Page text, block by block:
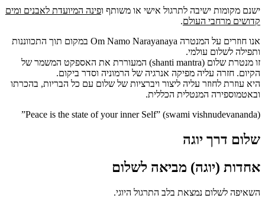
ישנם מקומות ישיבה לתרגול אישי או משותף ופינה המיועדת לאבנים ומים
קדושים מרחבי העולם.
אנו חוזרים על המנטרה Om Namo Narayanaya במקום תוך התכווננות
ותפילה לשלום עולמי.
זו מנטרת שלום (shanti mantra) המעוררת את האספקט המשמר של
הקיום. חזרה עליה מפיקה אנרגיה של הרמוניה וסדר ביקום.
היא עוזרת לחוזר עליה ליצור ויברציות של שלום עם כל הבריות, בהכרתו
ובאטמוספירה המנטלית הכללית.
(Peace is the state of your inner Self” (swami vishnudevananda”
שלום דרך יוגה
אחדות (יוגה) מביאה לשלום
השאיפה לשלום נמצאת בלב התרגול היוגי.